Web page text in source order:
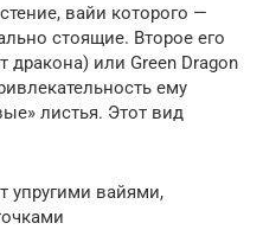
вайи которого —
стоящие. Второе его
дракона) или Green Dragon
ему
листья. Этот вид
упругими вайями,